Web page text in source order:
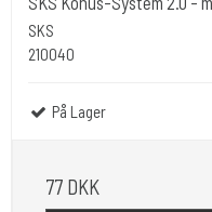
SKS
210040
På Lager
77 DKK